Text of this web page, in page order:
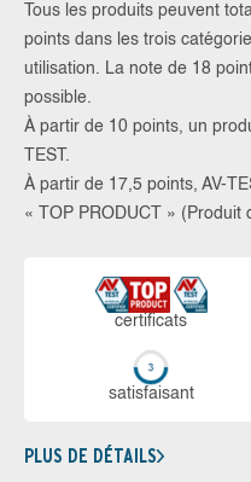
Tous les produits peuvent
points dans les trois
utilisation. La note de 18
possible.
À partir de 10 points, un
TEST.
À partir de 17,5 points, AV-
« TOP PRODUCT » (Produit
certi­ficats
sa­tis­fai­sant
PLUS DE DÉTAILS